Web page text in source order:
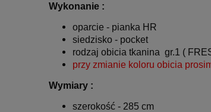
Wykonanie :
oparcie - pianka HR
siedzisko - pocket
rodzaj obicia tkanina gr.1 (
przy zmianie koloru obicia
Wymiary :
szerokość - 285 cm